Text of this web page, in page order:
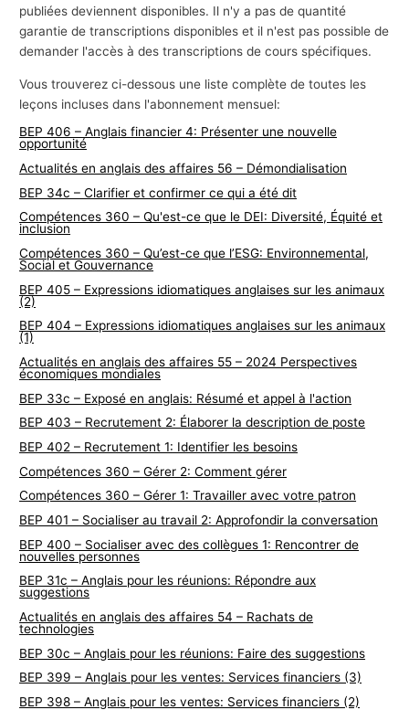
publiées deviennent disponibles. Il n'y a pas de quantité
garantie de transcriptions disponibles et il n'est pas possible de
demander l'accès à des transcriptions de cours spécifiques.
Vous trouverez ci-dessous une liste complète de toutes les
leçons incluses dans l'abonnement mensuel:
BEP 406 – Anglais financier 4: Présenter une nouvelle
opportunité
Actualités en anglais des affaires 56 – Démondialisation
BEP 34c – Clarifier et confirmer ce qui a été dit
Compétences 360 – Qu'est-ce que le DEI: Diversité, Équité et
inclusion
Compétences 360 – Qu’est-ce que l’ESG: Environnemental,
Social et Gouvernance
BEP 405 – Expressions idiomatiques anglaises sur les animaux
(2)
BEP 404 – Expressions idiomatiques anglaises sur les animaux
(1)
Actualités en anglais des affaires 55 – 2024 Perspectives
économiques mondiales
BEP 33c – Exposé en anglais: Résumé et appel à l'action
BEP 403 – Recrutement 2: Élaborer la description de poste
BEP 402 – Recrutement 1: Identifier les besoins
Compétences 360 – Gérer 2: Comment gérer
Compétences 360 – Gérer 1: Travailler avec votre patron
BEP 401 – Socialiser au travail 2: Approfondir la conversation
BEP 400 – Socialiser avec des collègues 1: Rencontrer de
nouvelles personnes
BEP 31c – Anglais pour les réunions: Répondre aux
suggestions
Actualités en anglais des affaires 54 – Rachats de
technologies
BEP 30c – Anglais pour les réunions: Faire des suggestions
BEP 399 – Anglais pour les ventes: Services financiers (3)
BEP 398 – Anglais pour les ventes: Services financiers (2)